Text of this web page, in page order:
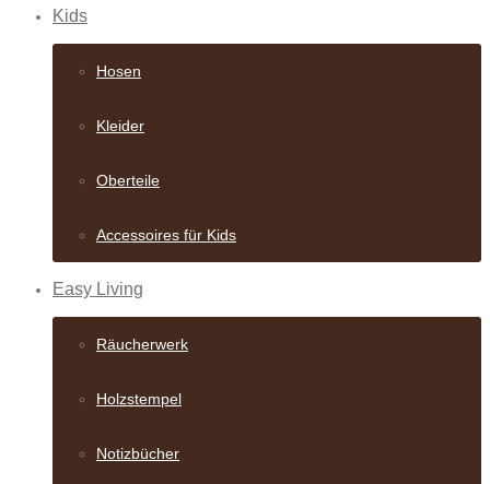
Kids
Hosen
Kleider
Oberteile
Accessoires für Kids
Easy Living
Räucherwerk
Holzstempel
Notizbücher